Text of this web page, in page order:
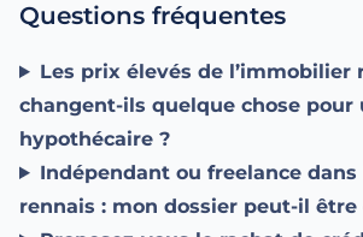
Questions fréquentes
Les prix élevés de l’immobilier
changent-ils quelque chose pour
hypothécaire ?
Indépendant ou freelance
rennais : mon dossier peut-il être